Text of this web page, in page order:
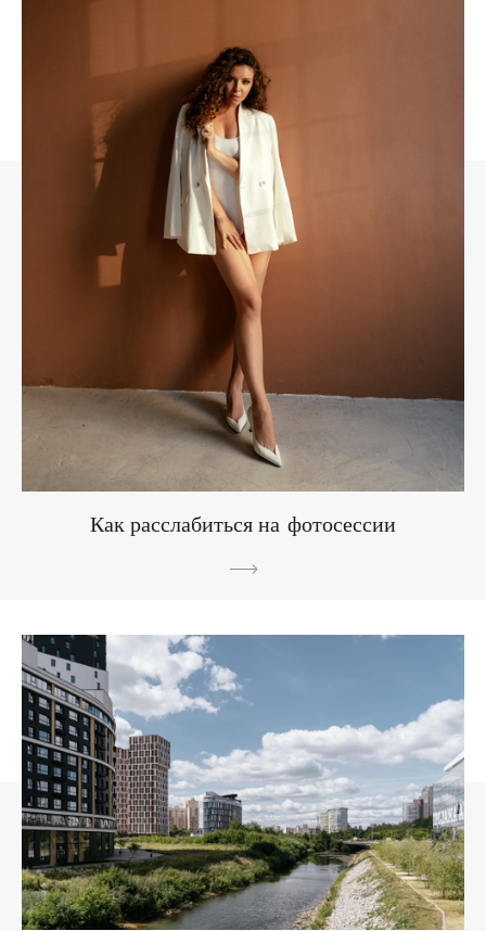
Как расслабиться на фотосессии